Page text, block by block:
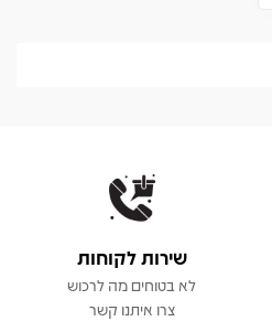
שירות לקוחות
לא בטוחים מה לרכוש
צרו איתנו קשר